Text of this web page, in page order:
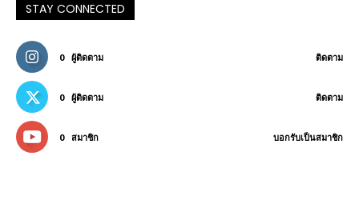
STAY CONNECTED
0 ผู้ติดตาม ติดตาม
0 ผู้ติดตาม ติดตาม
0 สมาชิก บอกรับเป็นสมาชิก